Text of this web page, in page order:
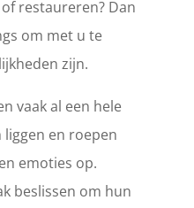
restaureren? Dan
om met u te
zijn.
vaak al een hele
liggen en roepen
emoties op.
beslissen om hun